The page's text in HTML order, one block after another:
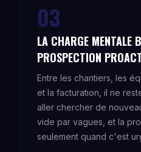
03
LA CHARGE MENTALE
PROSPECTION
Entre les chantiers, les
et la facturation, il ne
aller chercher de
vide par vagues, et la
seulement quand c'est